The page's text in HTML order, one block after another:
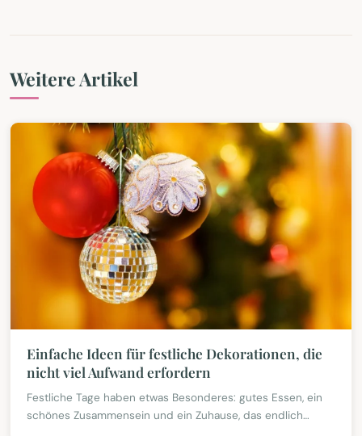
Weitere Artikel
Einfache Ideen für festliche Dekorationen, die
nicht viel Aufwand erfordern
Festliche Tage haben etwas Besonderes: gutes Essen, ein
schönes Zusammensein und ein Zuhause, das endlich